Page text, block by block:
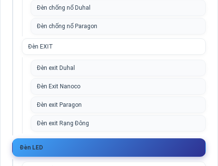
Đèn chống nổ Duhal
Đèn chống nổ Paragon
Đèn EXIT
Đèn exit Duhal
Đèn Exit Nanoco
Đèn exit Paragon
Đèn exit Rạng Đông
Đèn LED